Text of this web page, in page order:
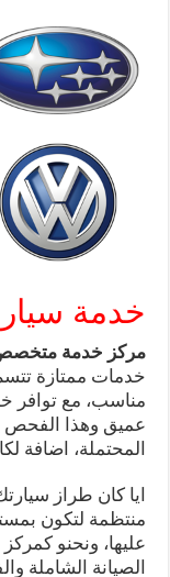
خدمة
مركز خدمة
خدمات ممتازة
مناسب، مع توافر
عميق وهذا الفحص
المحتملة، اضافة
ايا كان طراز
منتظمة لتكون
عليها، ونحنو
الصيانة الشاملة